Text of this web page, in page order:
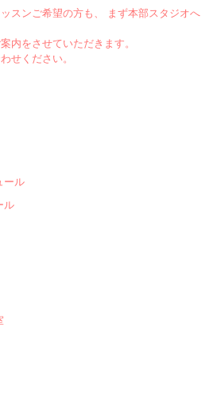
スンご希望の方も、 まず本部スタジオへ
内をさせていただきます。
せください。
ール
ル